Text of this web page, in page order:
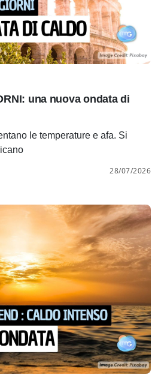
una nuova ondata di
le temperature e afa. Si
28/07/2026